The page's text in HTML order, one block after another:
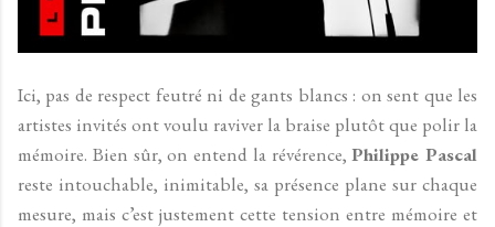
Ici, pas de respect feutré ni de gants blancs : on sent que les
artistes invités ont voulu raviver la braise plutôt que polir la
mémoire. Bien sûr, on entend la révérence,Philippe Pascal
reste intouchable, inimitable, sa présence plane sur chaque
mesure, mais c’est justement cette tension entre mémoire et